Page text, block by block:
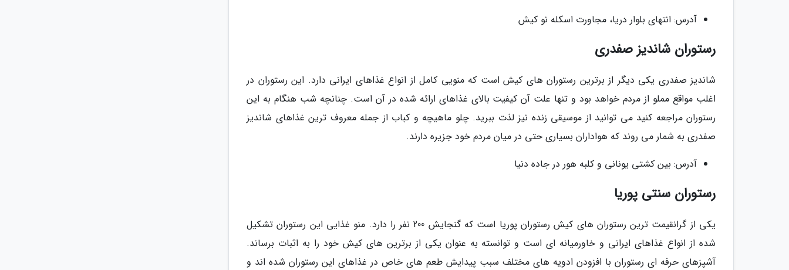
آدرس: انتهای بلوار دریا، مجاورت اسکله نو کیش
رستوران شاندیز صفدری
شاندیز صفدری یکی دیگر از برترین رستوران های کیش است که منویی کامل از انواع غذاهای ایرانی دارد. این رستوران در
اغلب مواقع مملو از مردم خواهد بود و تنها علت آن کیفیت بالای غذاهای ارائه شده در آن است. چنانچه شب هنگام به این
رستوران مراجعه کنید می توانید از موسیقی زنده نیز لذت ببرید. چلو ماهیچه و کباب از جمله معروف ترین غذاهای شاندیز
صفدری به شمار می روند که هواداران بسیاری حتی در میان مردم خود جزیره دارند.
آدرس: بین کشتی یونانی و کلبه هور در جاده دنیا
رستوران سنتی پوریا
یکی از گرانقیمت ترین رستوران های کیش رستوران پوریا است که گنجایش 200 نفر را دارد. منو غذایی این رستوران تشکیل
شده از انواع غذاهای ایرانی و خاورمیانه ای است و توانسته به عنوان یکی از برترین های کیش خود را به اثبات برساند.
آشپزهای حرفه ای رستوران با افزودن ادویه های مختلف سبب پیدایش طعم های خاص در غذاهای این رستوران شده اند و